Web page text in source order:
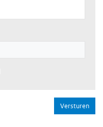
Versturen